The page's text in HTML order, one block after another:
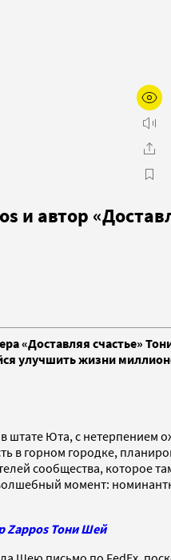
и автор
«Доставляя счастье»
улучшить жизни
штате Юта, с
горном городке,
сообщества, которое
момент:
Zappos Тони Шей